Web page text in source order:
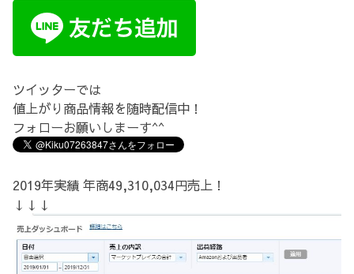
ツイッターでは
値上がり商品情報を随時配信中！
フォローお願いしまーす^^
2019年実績 年商49,310,034円売上！
↓↓↓